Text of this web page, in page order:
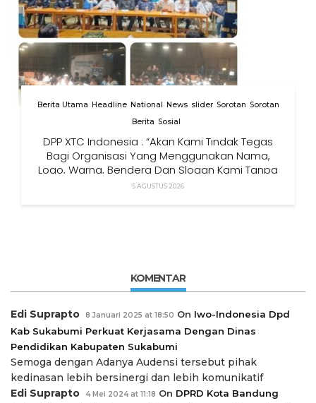
Berita Utama Headline National News slider Sorotan Sorotan
Berita Sosial
DPP XTC Indonesia : “Akan Kami Tindak Tegas
Bagi Organisasi Yang Menggunakan Nama,
Logo, Warna, Bendera Dan Slogan Kami Tanpa
Izin”
5 AGUSTUS 2026
KOMENTAR
Edi Suprapto 8 Januari 2025 at 18:50 On Iwo-Indonesia Dpd
Kab Sukabumi Perkuat Kerjasama Dengan Dinas
Pendidikan Kabupaten Sukabumi
Semoga dengan Adanya Audensi tersebut pihak
kedinasan lebih bersinergi dan lebih komunikatif
Edi Suprapto
4 Mei 2024 at 11:18 On DPRD Kota Bandung